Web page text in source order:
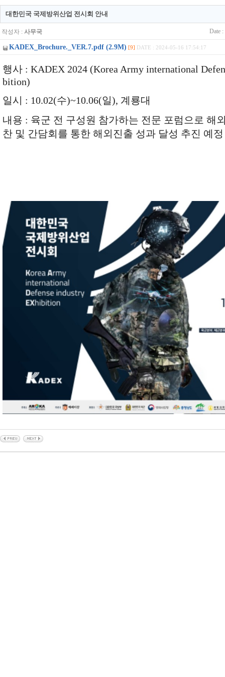
대한민국 국제방위산업 전시회 안내
작성자 : 사무국 Date :
KADEX_Brochure._VER.7.pdf (2.9M) [9] DATE : 2024-05-16 17:54:17
행사 : KADEX 2024 (Korea Army international
bition)
일시 : 10.02(수)~10.06(일), 계룡대
내용 : 육군 전 구성원 참가하는 전문 포럼으로 해
찬 및 간담회를 통한 해외진출 성과 달성 추진 예정